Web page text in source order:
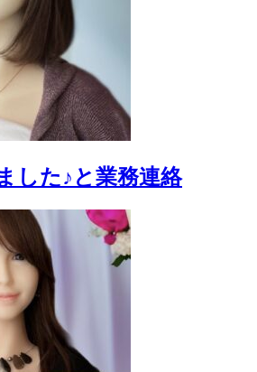
した♪と業務連絡